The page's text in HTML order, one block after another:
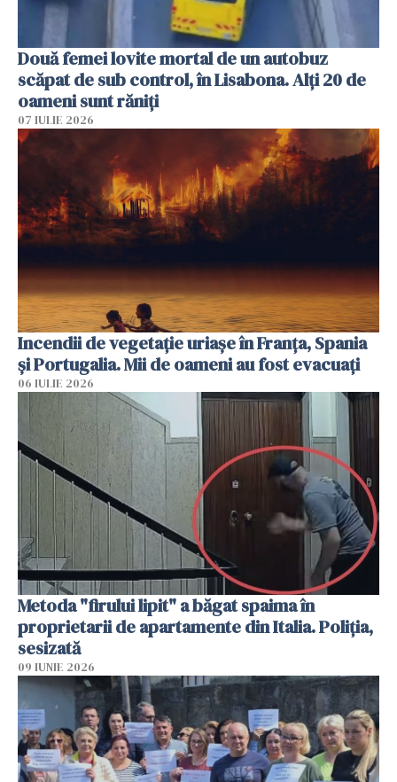
Două femei lovite mortal de un autobuz
scăpat de sub control, în Lisabona. Alți 20 de
oameni sunt răniți
07 IULIE 2026
Incendii de vegetație uriașe în Franța, Spania
și Portugalia. Mii de oameni au fost evacuați
06 IULIE 2026
Metoda "firului lipit" a băgat spaima în
proprietarii de apartamente din Italia. Poliția,
sesizată
09 IUNIE 2026